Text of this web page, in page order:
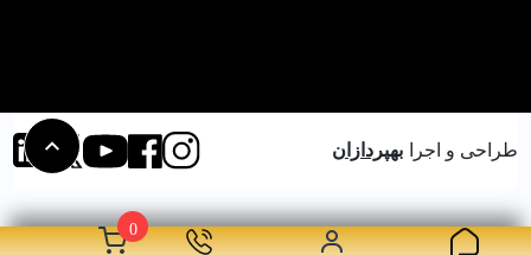
0
طراحی و اجرا بهپردازان